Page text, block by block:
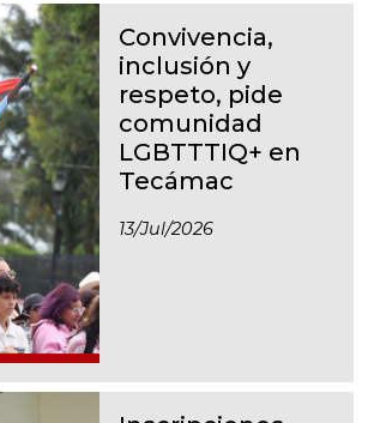
Convivencia,
inclusión y
respeto, pide
comunidad
LGBTTTIQ+ en
Tecámac
13/jul/2026